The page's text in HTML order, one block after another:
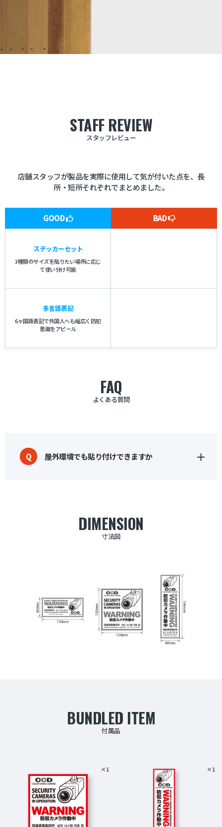
STAFF REVIEW
スタッフレビュー
店舗スタッフが製品を実際に使用して気が付いた点を、長
所・短所それぞれでまとめました。
GOOD BAD
ステッカーセット
3種類のサイズを貼りたい場所に応じ
て使い分け可能
多言語表記
6ヶ国語表記で外国人へも幅広く防犯
意識をアピール
FAQ
よくある質問
Q 屋外環境でも貼り付けできますか
DIMENSION
寸法図
BUNDLED ITEM
付属品
×1 ×1